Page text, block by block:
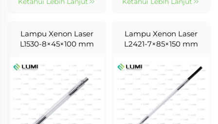
Lampu Xenon Laser
L1530-8×45×100 mm
Lampu Xenon Laser
L2421-7×85×150 mm